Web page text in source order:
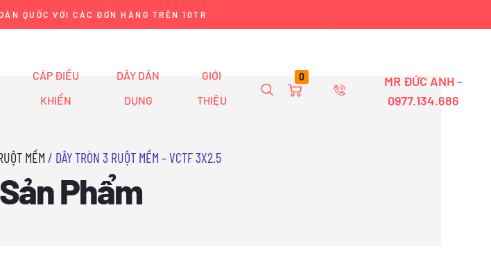
Nhảy
QUỐC VỚI CÁC ĐƠN HÀNG TRÊN 10TR
CÁP ĐIỀU
KHIỂN
DÂY DÂN
DỤNG
GIỚI
THIỆU
0
MR ĐỨC ANH -
0977.134.686
MỀM / DÂY TRÒN 3 RUỘT MỀM – VCTF 3X2.5
Phẩm